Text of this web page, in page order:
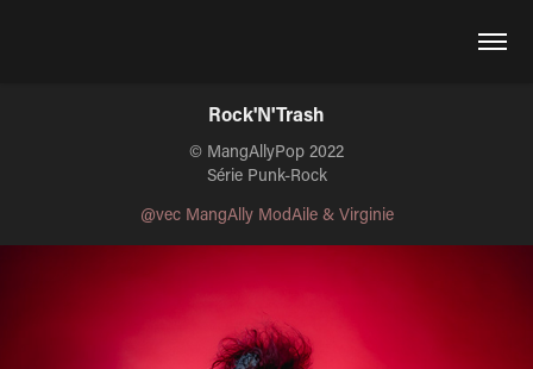
Rock'N'Trash
© MangAllyPop 2022
Série Punk-Rock
@vec MangAlly ModAile & Virginie